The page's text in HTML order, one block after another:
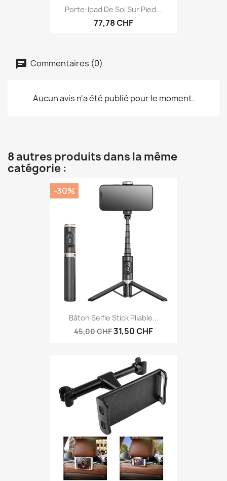
Porte-Ipad De Sol Sur Pied...
77,78 CHF
Commentaires (0)
Aucun avis n'a été publié pour le moment.
8 autres produits dans la même
catégorie :
Bâton Selfie Stick Pliable...
45,00 CHF31,50 CHF
-30%